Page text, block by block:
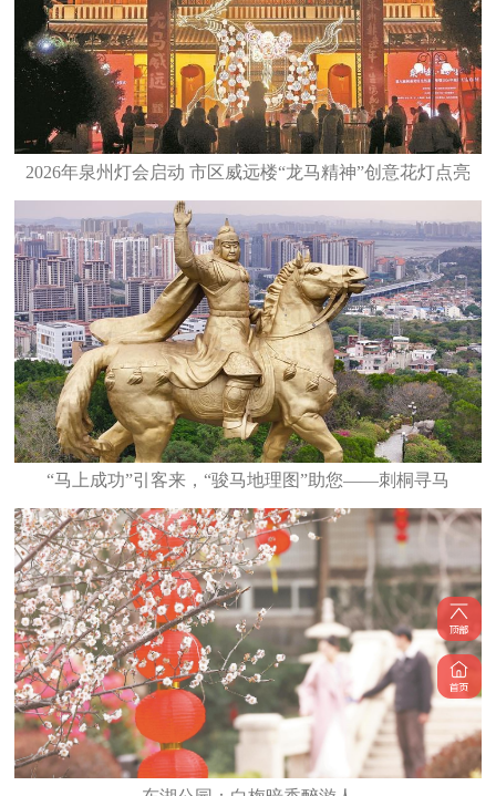
2026年泉州灯会启动 市区威远楼“龙马精神”创意花灯点亮
“马上成功”引客来，“骏马地理图”助您——刺桐寻马